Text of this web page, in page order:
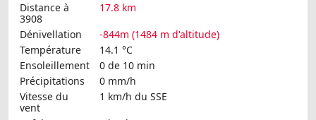
Distance à
3908
17.8 km
Dénivellation
-844m (1484 m d'altitude)
Température
14.1 °C
Ensoleillement
0 de 10 min
Précipitations
0 mm/h
Vitesse du
vent
1 km/h du SSE